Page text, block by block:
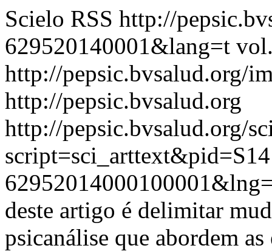
Scielo RSS http://
629520140001&lang=t
http://pepsic.bvsalud.org/
http://pepsic.bvsalud.org
http://pepsic.bvsalud.org/
deste artigo é delimitar
psicanálise que abordem